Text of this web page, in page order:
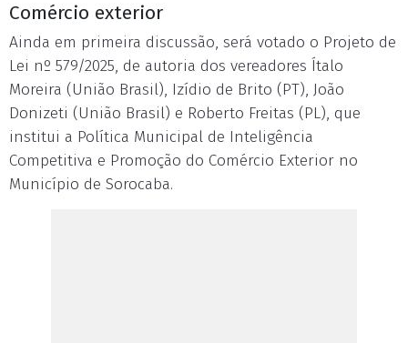
Comércio exterior
Ainda em primeira discussão, será votado o Projeto de
Lei nº 579/2025, de autoria dos vereadores Ítalo
Moreira (União Brasil), Izídio de Brito (PT), João
Donizeti (União Brasil) e Roberto Freitas (PL), que
institui a Política Municipal de Inteligência
Competitiva e Promoção do Comércio Exterior no
Município de Sorocaba.